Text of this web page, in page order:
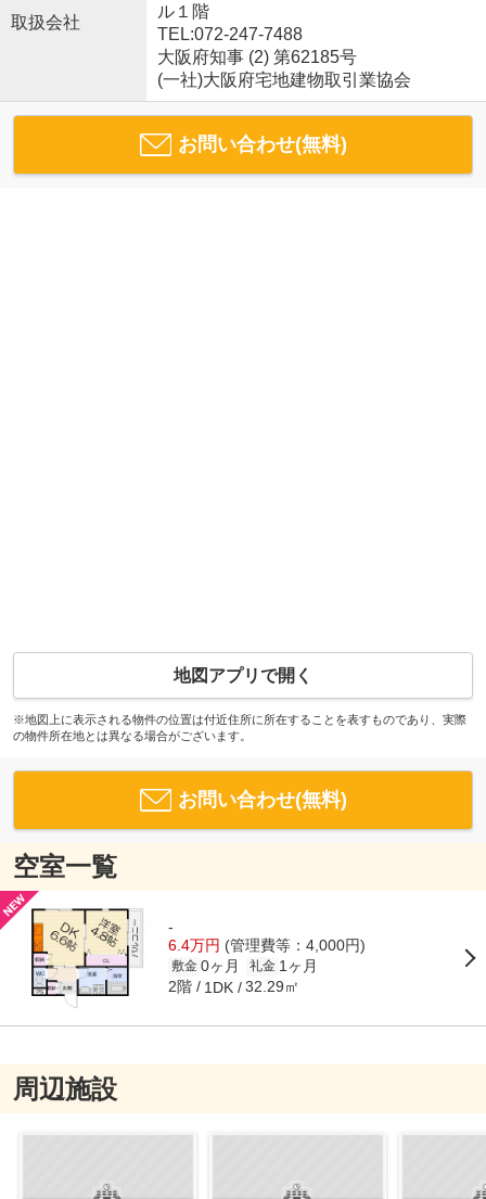
取扱会社
ル１階
TEL:072-247-7488
大阪府知事 (2) 第62185号
(一社)大阪府宅地建物取引業協会
お問い合わせ(無料)
地図アプリで開く
※地図上に表示される物件の位置は付近住所に所在することを表すものであり、実際
の物件所在地とは異なる場合がございます。
お問い合わせ(無料)
空室一覧
-
6.4万円 (管理費等：4,000円)
敷金 0ヶ月 礼金 1ヶ月
2階 1DK 32.29㎡
周辺施設